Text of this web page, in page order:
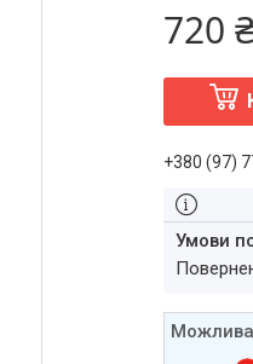
720
+380 (97)